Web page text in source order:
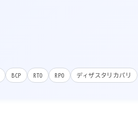
BCP RTO RPO ディザスタリカバリ